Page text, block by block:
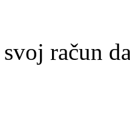
račun